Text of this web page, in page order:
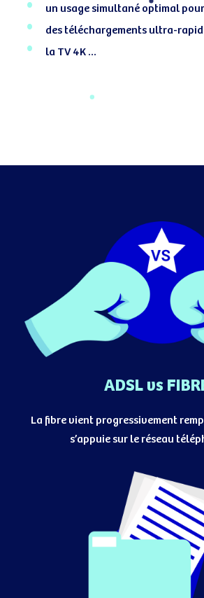
un usage simultané optimal
des téléchargements ultra-
la TV 4K …
ADSL vs
La fibre vient progressivement
s’appuie sur le réseau